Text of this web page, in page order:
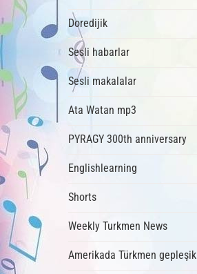
Doredijik
Sesli habarlar
Sesli makalalar
Ata Watan mp3
PYRAGY 300th anniversary
Englishlearning
Shorts
Weekly Turkmen News
Amerikada Türkmen gepleşik